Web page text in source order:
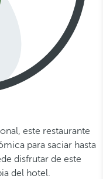
este restaurante
para saciar hasta
disfrutar de este
del hotel.